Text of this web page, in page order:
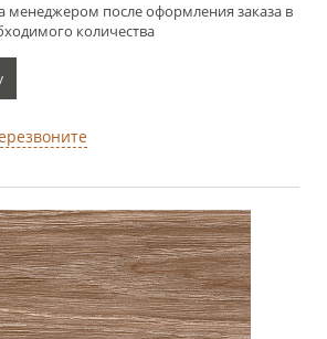
менеджером после оформления заказа в
количества